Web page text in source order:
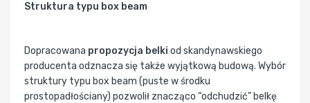
Struktura typu box beam
Dopracowana propozycja belki od skandynawskiego
producenta odznacza się także wyjątkową budową. Wybór
struktury typu box beam (puste w środku
prostopadłościany) pozwolił znacząco “odchudzić” belkę